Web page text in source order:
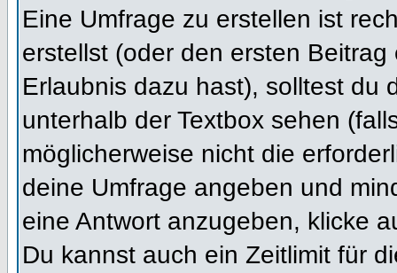
Eine Umfrage zu erstellen ist
erstellst (oder den ersten
Erlaubnis dazu hast), solltest du
unterhalb der Textbox sehen
möglicherweise nicht die
deine Umfrage angeben und
eine Antwort anzugeben, klicke
Du kannst auch ein Zeitlimit für